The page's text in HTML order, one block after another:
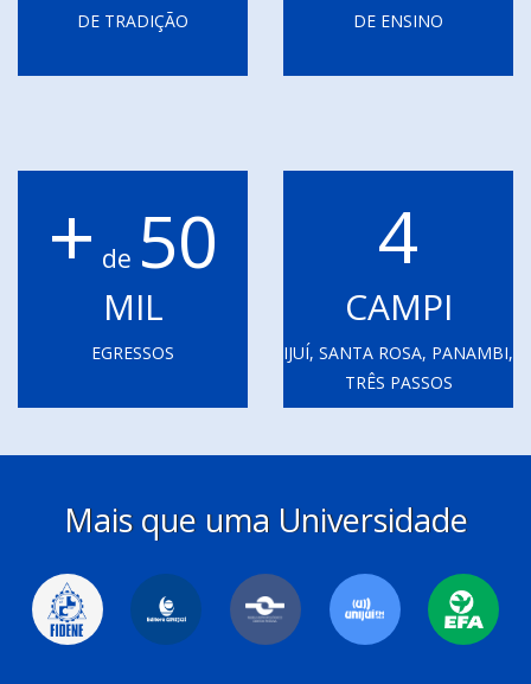
DE TRADIÇÃO DE ENSINO
+ de 50
MIL
EGRESSOS
4
CAMPI
IJUÍ, SANTA ROSA, PANAMBI,
TRÊS PASSOS
Mais que uma Universidade